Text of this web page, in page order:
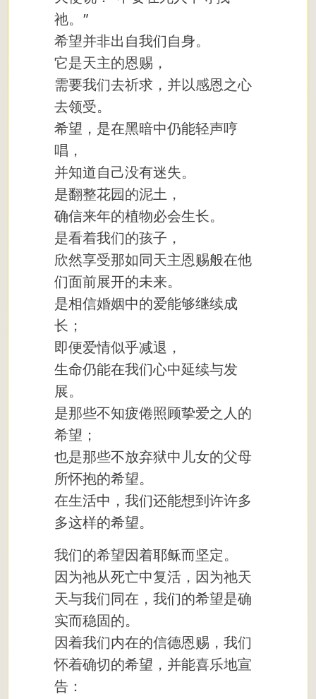
祂。”
希望并非出自我们自身。
它是天主的恩赐，
需要我们去祈求，并以感恩之心
去领受。
希望，是在黑暗中仍能轻声哼
唱，
并知道自己没有迷失。
是翻整花园的泥土，
确信来年的植物必会生长。
是看着我们的孩子，
欣然享受那如同天主恩赐般在他
们面前展开的未来。
是相信婚姻中的爱能够继续成
长；
即便爱情似乎减退，
生命仍能在我们心中延续与发
展。
是那些不知疲倦照顾挚爱之人的
希望；
也是那些不放弃狱中儿女的父母
所怀抱的希望。
在生活中，我们还能想到许许多
多这样的希望。
我们的希望因着耶稣而坚定。
因为祂从死亡中复活，因为祂天
天与我们同在，我们的希望是确
实而稳固的。
因着我们内在的信德恩赐，我们
怀着确切的希望，并能喜乐地宣
告：